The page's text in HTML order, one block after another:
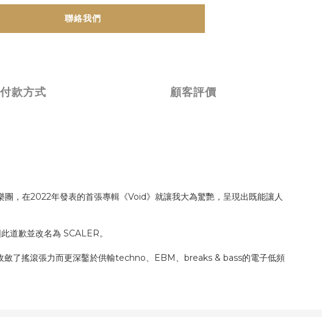
聯絡我們
款方式 顧客評價
在2022年發表的首張專輯《Void》就讓我大為驚艷，呈現出既能讓人
道歉並改名為 SCALER。
了搖滾張力而更深鑿於供輸techno、EBM、breaks & bass的電子低頻